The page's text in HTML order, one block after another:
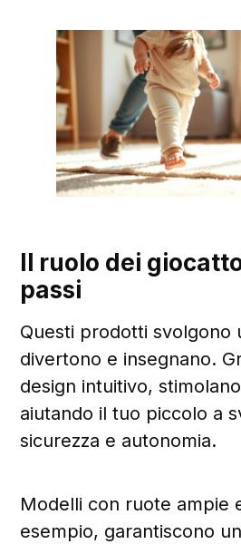
Il ruolo dei
passi
Questi prodotti svolgono
divertono e insegnano.
design intuitivo,
aiutando il tuo piccolo a
sicurezza e autonomia.
Modelli con ruote ampie
esempio, garantiscono